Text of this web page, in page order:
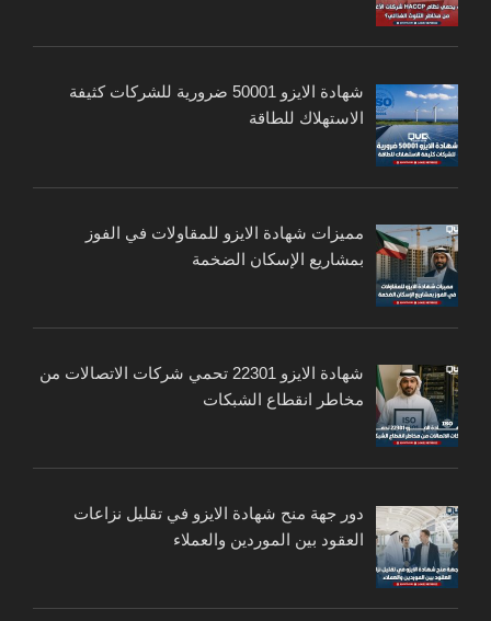
شهادة الايزو 50001 ضرورية للشركات كثيفة
الاستهلاك للطاقة
مميزات شهادة الايزو للمقاولات في الفوز
بمشاريع الإسكان الضخمة
شهادة الايزو 22301 تحمي شركات الاتصالات من
مخاطر انقطاع الشبكات
دور جهة منح شهادة الايزو في تقليل نزاعات
العقود بين الموردين والعملاء